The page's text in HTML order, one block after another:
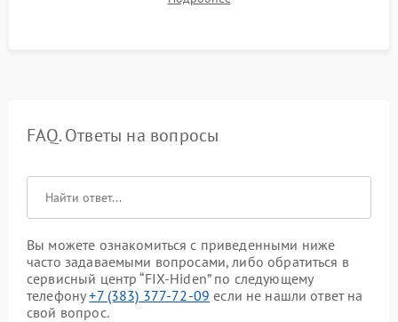
корректности формы выходного сигнала.
FAQ. Ответы на вопросы
Вы можете ознакомиться с приведенными ниже
часто задаваемыми вопросами, либо обратиться в
сервисный центр “FIX-Hiden” по следующему
телефону+7 (383) 377-72-09 если не нашли ответ на
свой вопрос.